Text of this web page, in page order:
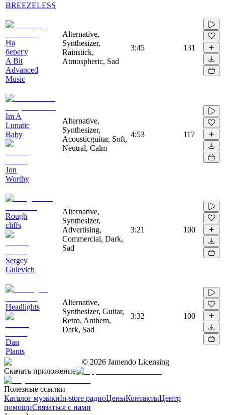
BREEZELESS
На
берегу
A Bit
Advanced
Music
Alternative,
Synthesizer,
Rainstick,
Atmospheric, Sad
3:45 131
Im A
Lunatic
Baby
Jon
Worthy
Alternative,
Synthesizer,
Acousticguitar, Soft,
Neutral, Calm
4:53 117
Rough
cliffs
Sergey
Gulevich
Alternative,
Synthesizer,
Advertising,
Commercial, Dark,
Sad
3:21 100
Headlights
Dan
Plants
Alternative,
Synthesizer, Guitar,
Retro, Anthem,
Dark, Sad
3:32 100
© 2026 Jamendo Licensing
Скачать приложение
Полезные ссылки
Каталог музыкиIn-store радиоЦеныКонтактыЦентр
помощиСвязаться с нами